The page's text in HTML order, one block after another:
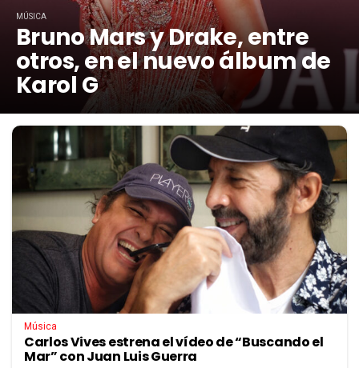
MÚSICA
Bruno Mars y Drake, entre
otros, en el nuevo álbum de
Karol G
Música
Carlos Vives estrena el vídeo de “Buscando el
Mar” con Juan Luis Guerra